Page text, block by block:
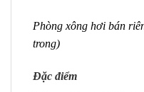
Phòng xông hơi bán
trong)
Đặc điểm